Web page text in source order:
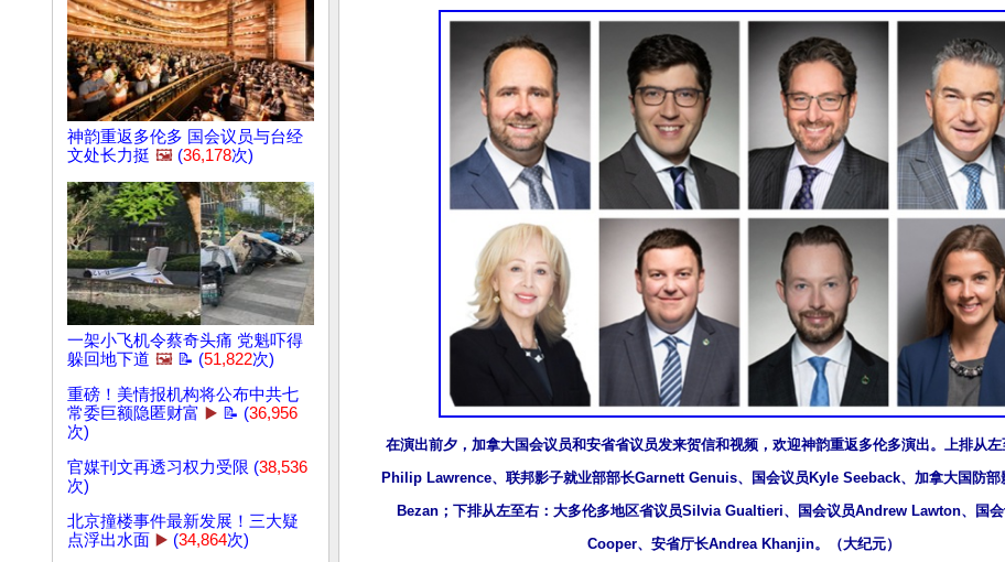
神韵重返多伦多 国会议员与台经
文处长力挺 🖼️ (36,178次)
一架小飞机令蔡奇头痛 党魁吓得
躲回地下道 🖼️ 📝 (51,822次)
重磅！美情报机构将公布中共七
常委巨额隐匿财富 ▶️ 📝 (36,956
次)
官媒刊文再透习权力受限 (38,536
次)
北京撞楼事件最新发展！三大疑
点浮出水面 ▶️ (34,864次)
在演出前夕，加拿大国会议员和安省省议员发来贺信和视频，欢迎神韵重返多伦多演出。上排从
Philip Lawrence、联邦影子就业部部长Garnett Genuis、国会议员Kyle Seeback、加拿大国防部
Bezan；下排从左至右：大多伦多地区省议员Silvia Gualtieri、国会议员Andrew Lawton、国
Cooper、安省厅长Andrea Khanjin。（大纪元）